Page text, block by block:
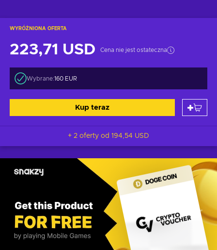
WYRÓŻNIONA OFERTA
223,71 USD Cena nie jest ostateczna
Wybrane:160 EUR
Kup teraz
+ 2 oferty od 194,54 USD